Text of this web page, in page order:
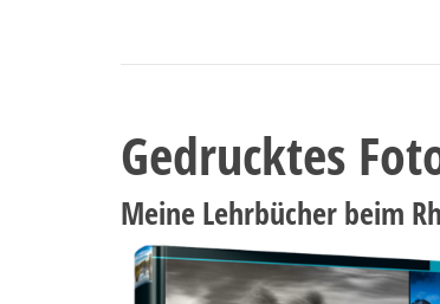
Gedrucktes
Meine Lehrbücher beim